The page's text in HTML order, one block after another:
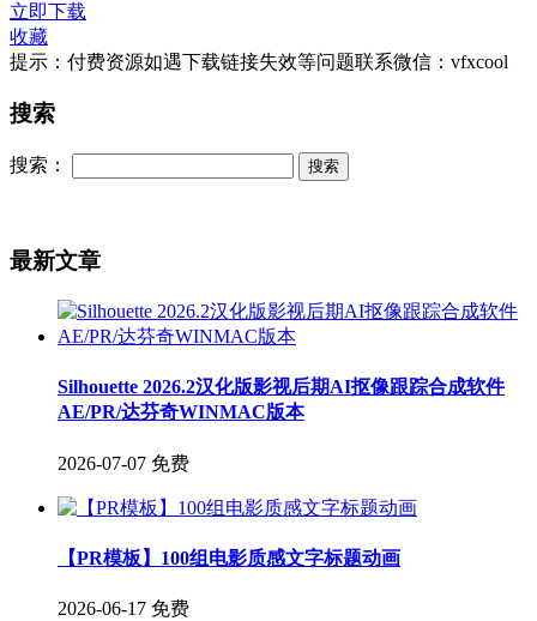
立即下载
收藏
提示：付费资源如遇下载链接失效等问题联系微信：vfxcool
搜索
搜索：
最新文章
Silhouette 2026.2汉化版影视后期AI抠像跟踪合成软件
AE/PR/达芬奇WINMAC版本
2026-07-07 免费
【PR模板】100组电影质感文字标题动画
2026-06-17 免费